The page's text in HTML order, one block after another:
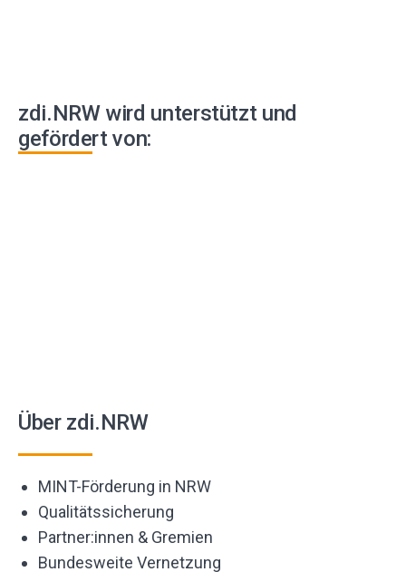
zdi.NRW wird unterstützt und
gefördert von:
Über zdi.NRW
MINT-Förderung in NRW
Qualitätssicherung
Partner:innen & Gremien
Bundesweite Vernetzung